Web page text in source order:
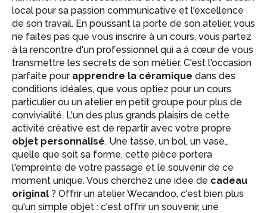
local pour sa passion communicative et l'excellence
de son travail. En poussant la porte de son atelier, vous
ne faites pas que vous inscrire à un cours, vous partez
à la rencontre d'un professionnel qui a à cœur de vous
transmettre les secrets de son métier. C'est l'occasion
parfaite pour apprendre la céramique dans des
conditions idéales, que vous optiez pour un cours
particulier ou un atelier en petit groupe pour plus de
convivialité. L'un des plus grands plaisirs de cette
activité créative est de repartir avec votre propre
objet personnalisé. Une tasse, un bol, un vase…
quelle que soit sa forme, cette pièce portera
l'empreinte de votre passage et le souvenir de ce
moment unique. Vous cherchez une idée de cadeau
original ? Offrir un atelier Wecandoo, c'est bien plus
qu'un simple objet : c'est offrir un souvenir, une